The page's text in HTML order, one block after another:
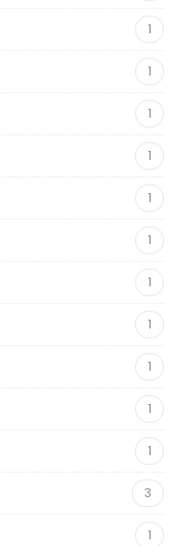
1
1
1
1
1
1
1
1
1
1
1
3
1